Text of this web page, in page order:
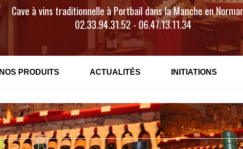
Cave à vins traditionnelle à Portbail dans la Manche en
02.33.94.31.52 - 06.47.13.11.34
NOS PRODUITS ACTUALITÉS INITIATIONS